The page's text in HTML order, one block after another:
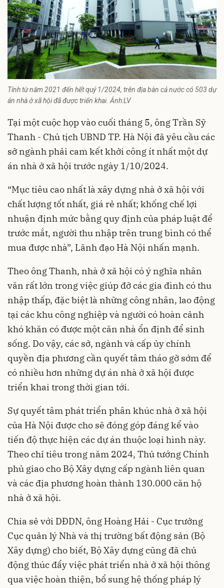
Tính từ năm 2021 đến hết quý 1/2024, trên địa bàn cả nước có 503 dự
án nhà ở xã hội đã được triển khai. Ảnh:LV
Tại một cuộc họp vào cuối tháng 5, ông Trần Sỹ
Thanh - Chủ tịch UBND TP. Hà Nội đã yêu cầu các
sở ngành phải cam kết khởi công ít nhất một dự
án nhà ở xã hội trước ngày 1/10/2024.
“Mục tiêu cao nhất là xây dựng nhà ở xã hội với
chất lượng tốt nhất, giá rẻ nhất; khống chế lợi
nhuận định mức bằng quy định của pháp luật để
trước mắt, người thu nhập trên trung bình có thể
mua được nhà”, Lãnh đạo Hà Nội nhấn mạnh.
Theo ông Thanh, nhà ở xã hội có ý nghĩa nhân
văn rất lớn trong việc giúp đỡ các gia đình có thu
nhập thấp, đặc biệt là những công nhân, lao động
tại các khu công nghiệp và người có hoàn cảnh
khó khăn có được một căn nhà ổn định để sinh
sống. Do vậy, các sở, ngành và cấp ủy chính
quyền địa phương cần quyết tâm tháo gỡ sớm để
có nhiều hơn những dự án nhà ở xã hội được
triển khai trong thời gian tới.
Sự quyết tâm phát triển phân khúc nhà ở xã hội
của Hà Nội được cho sẽ đóng góp đáng kể vào
tiến độ thực hiện các dự án thuộc loại hình này.
Theo chỉ tiêu trong năm 2024, Thủ tướng Chính
phủ giao cho Bộ Xây dựng cấp ngành liên quan
và các địa phương hoàn thành 130.000 căn hộ
nhà ở xã hội.
Chia sẻ với DĐDN, ông Hoàng Hải - Cục trưởng
Cục quản lý Nhà và thị trường bất động sản (Bộ
Xây dựng) cho biết, Bộ Xây dựng cũng đã chủ
động thúc đẩy việc phát triển nhà ở xã hội thông
qua việc hoàn thiện, bổ sung hệ thốngpháp lý